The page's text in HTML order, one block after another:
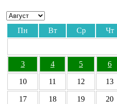
Пн Вт Ср Чт
3 4 5 6
10 11 12 13
17 18 19 20